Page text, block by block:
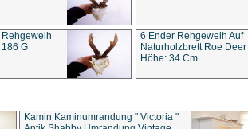
G
6 Ender Rehgeweih Auf
Naturholzbrett Roe
Höhe: 34 Cm
Kamin Kaminumrandung " Victoria "